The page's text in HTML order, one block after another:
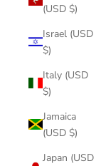
(USD $)
Israel (USD
$)
Italy (USD
$)
Jamaica
(USD $)
Japan (USD